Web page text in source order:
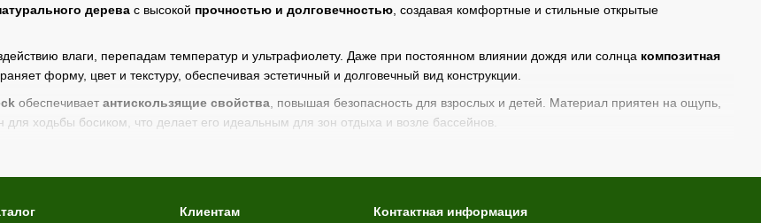
дерева с высокой прочностью и долговечностью , создавая комфортные и стильные открытые
влаги, перепадам температур и ультрафиолету. Даже при постоянном влиянии дождя или солнца композитная
форму, цвет и текстуру, обеспечивая эстетичный и долговечный вид конструкции.
обеспечивает антискользящие свойства , повышая безопасность для взрослых и детей. Материал приятен на ощупь,
для ходьбы босиком, что делает его идеальным для зон отдыха и возле бассейнов.
оптимальный вариант, рассчитать материал и реализовать долговечную и стильнуютеррасу, балкон или садовую зону
Клиентам Контактная информация